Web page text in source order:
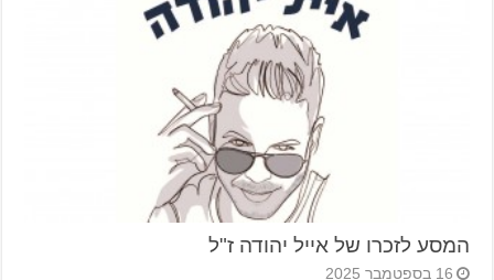
המסע לזכרו של אייל יהודה ז"ל
16 בספטמבר 2025